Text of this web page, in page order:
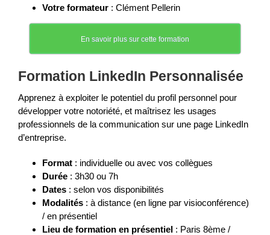
Votre formateur : Clément Pellerin
En savoir plus sur cette formation
Formation LinkedIn Personnalisée
Apprenez à exploiter le potentiel du profil personnel pour
développer votre notoriété, et maîtrisez les usages
professionnels de la communication sur une page LinkedIn
d’entreprise.
Format : individuelle ou avec vos collègues
Durée : 3h30 ou 7h
Dates : selon vos disponibilités
Modalités : à distance (en ligne par visioconférence)
/ en présentiel
Lieu de formation en présentiel : Paris 8ème /